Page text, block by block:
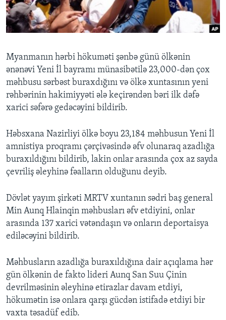
BIZI IZLƏYIN
Dillər
Myanmanın hərbi hökuməti şənbə günü ölkənin
ənənəvi Yeni İl bayramı münasibətilə 23,000-dən çox
məhbusu sərbəst buraxdığını və ölkə xuntasının yeni
rəhbərinin hakimiyyəti ələ keçirəndən bəri ilk dəfə
xarici səfərə gedəcəyini bildirib.
Həbsxana Nazirliyi ölkə boyu 23,184 məhbusun Yeni İl
amnistiya proqramı çərçivəsində əfv olunaraq azadlığa
buraxıldığını bildirib, lakin onlar arasında çox az sayda
çevriliş əleyhinə fəalların olduğunu deyib.
Dövlət yayım şirkəti MRTV xuntanın sədri baş general
Min Aunq Hlainqin məhbusları əfv etdiyini, onlar
arasında 137 xarici vətəndaşın və onların deportaisya
ediləcəyini bildirib.
Məhbusların azadlığa buraxıldığına dair açıqlama hər
gün ölkənin de fakto lideri Aunq San Suu Çinin
devrilməsinin əleyhinə etirazlar davam etdiyi,
hökumətin isə onlara qarşı gücdən istifadə etdiyi bir
vaxta təsadüf edib.